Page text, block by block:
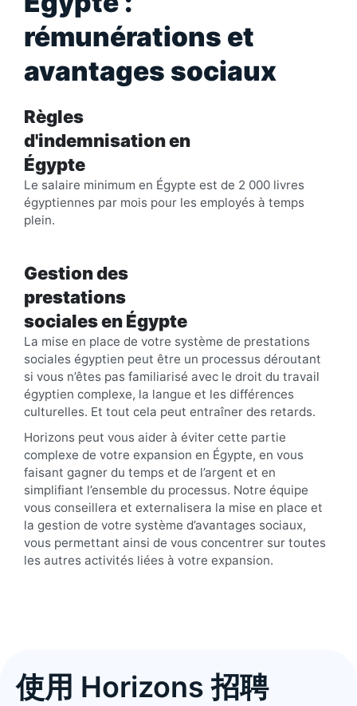
rémunérations et
avantages sociaux
Règles
d'indemnisation en
Égypte
Le salaire minimum en Égypte est de 2 000 livres
égyptiennes par mois pour les employés à temps
plein.
Gestion des
prestations
sociales en Égypte
La mise en place de votre système de prestations
sociales égyptien peut être un processus déroutant
si vous n’êtes pas familiarisé avec le droit du travail
égyptien complexe, la langue et les différences
culturelles. Et tout cela peut entraîner des retards.
Horizons peut vous aider à éviter cette partie
complexe de votre expansion en Égypte, en vous
faisant gagner du temps et de l’argent et en
simplifiant l’ensemble du processus. Notre équipe
vous conseillera et externalisera la mise en place et
la gestion de votre système d’avantages sociaux,
vous permettant ainsi de vous concentrer sur toutes
les autres activités liées à votre expansion.
使用 Horizons 招聘